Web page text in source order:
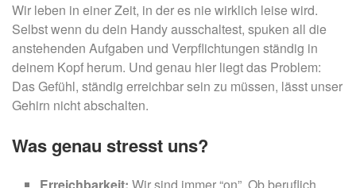
Wir leben in einer Zeit, in der es nie wirklich leise wird.
Selbst wenn du dein Handy ausschaltest, spuken all die
anstehenden Aufgaben und Verpflichtungen ständig in
deinem Kopf herum. Und genau hier liegt das Problem:
Das Gefühl, ständig erreichbar sein zu müssen, lässt unser
Gehirn nicht abschalten.
Was genau stresst uns?